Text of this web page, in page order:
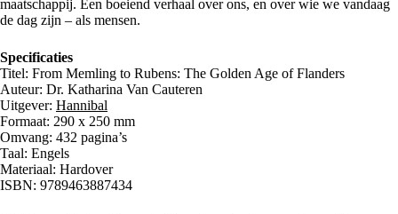
maatschappij. Een boeiend verhaal over ons, en over wie we vandaag
de dag zijn – als mensen.
Specificaties
Titel: From Memling to Rubens: The Golden Age of Flanders
Auteur: Dr. Katharina Van Cauteren
Uitgever: Hannibal
Formaat: 290 x 250 mm
Omvang: 432 pagina’s
Taal: Engels
Materiaal: Hardover
ISBN: 9789463887434